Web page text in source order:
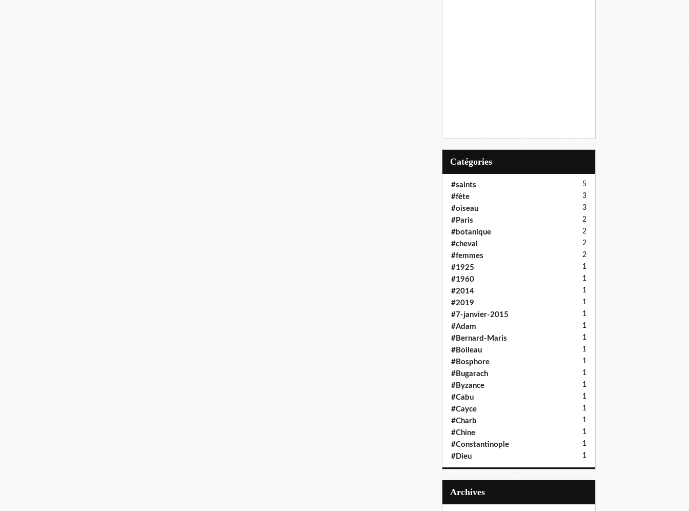
Catégories
#saints 5
#fête 3
#oiseau 3
#Paris 2
#botanique 2
#cheval 2
#femmes 2
#1925 1
#1960 1
#2014 1
#2019 1
#7-janvier-2015 1
#Adam 1
#Bernard-Maris 1
#Boileau 1
#Bosphore 1
#Bugarach 1
#Byzance 1
#Cabu 1
#Cayce 1
#Charb 1
#Chine 1
#Constantinople 1
#Dieu 1
Archives